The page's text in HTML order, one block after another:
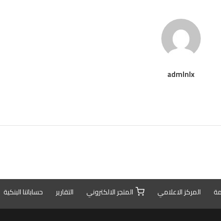
admlnlx
المركز الاعلامي المتجر الالكتروني التقارير حساباتنا البنكية